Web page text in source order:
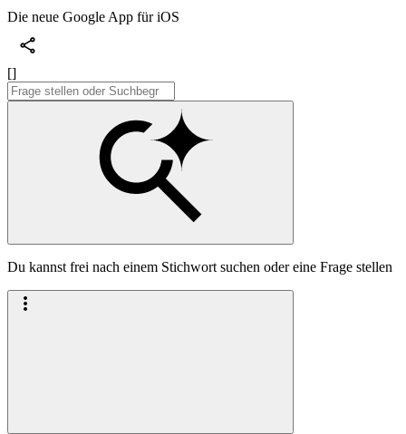
Die neue Google App für iOS
[]
Du kannst frei nach einem Stichwort suchen oder eine Frage stellen